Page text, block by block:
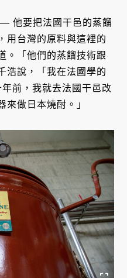
他要把法國干邑的蒸餾
用台灣的原料與這裡的
。「他們的蒸餾技術跟
浩說，「我在法國學的
前，我就去法國干邑改
來做日本燒酎。」